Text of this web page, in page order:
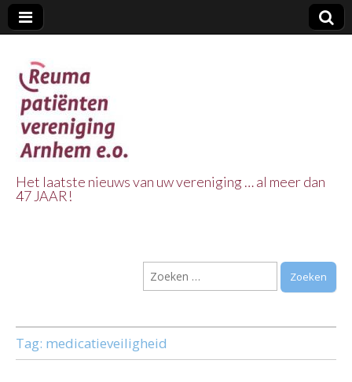
Vereniging
Arnhem e.o.
Het laatste nieuws van uw vereniging … al meer dan
47 JAAR!
Zoeken
naar:
Tag: medicatieveiligheid